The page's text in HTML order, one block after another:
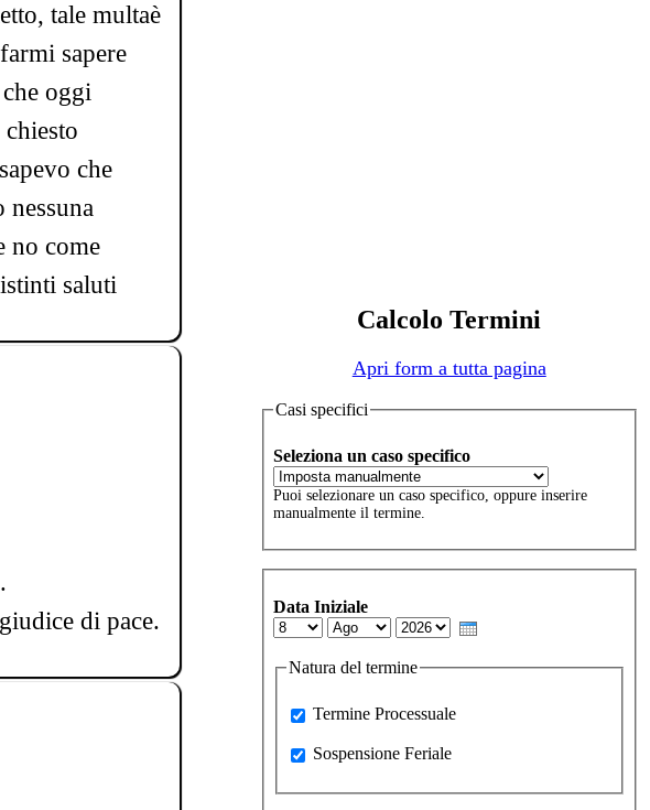
tale multaè
sapere
oggi
che
nessuna
no come
saluti
di pace.
Calcolo Termini
Apri form a tutta pagina
Casi specifici
Seleziona un caso specifico
Puoi selezionare un caso specifico, oppure inserire
manualmente il termine.
Data Iniziale
Day
Month Year
Natura del termine
Processuale
Termine Processuale
Sospensione Feriale
Sospensione Feriale